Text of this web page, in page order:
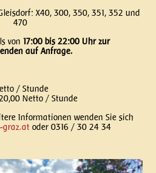
X40, 300, 350, 351, 352 und
470
von 17:00 bis 22:00 Uhr zur
auf Anfrage.
/ Stunde
Netto / Stunde
Informationen wenden Sie sich
graz.at oder 0316 / 30 24 34